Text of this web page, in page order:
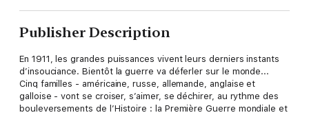
Publisher Description
En 1911, les grandes puissances vivent leurs derniers instants
d’insouciance. Bientôt la guerre va déferler sur le monde...
Cinq familles - américaine, russe, allemande, anglaise et
galloise - vont se croiser, s’aimer, se déchirer, au rythme des
bouleversements de l’Histoire : la Première Guerre mondiale et